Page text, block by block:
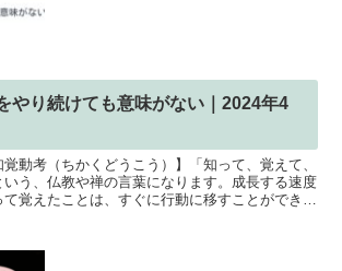
やり続けても意味がない｜2024年4
動考（ちかくどうこう）】「知って、覚えて、
う、仏教や禅の言葉になります。成長する速度
覚えたことは、すぐに行動に移すことができる